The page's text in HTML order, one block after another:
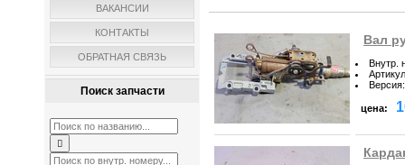
ВАКАНСИИ
КОНТАКТЫ
ОБРАТНАЯ СВЯЗЬ
Поиск запчасти
Вал
Внутр.
Артикул
Версия:
цена: